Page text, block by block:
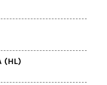
(HL)